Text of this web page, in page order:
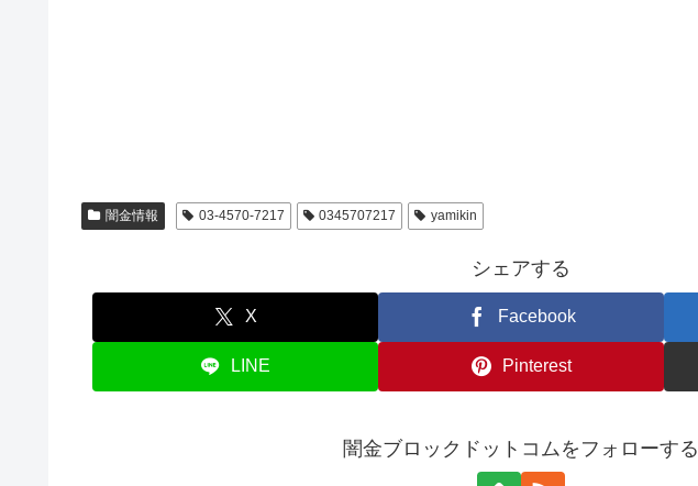
闇金情報 03-4570-7217 0345707217 yamikin
シェアする
X Facebook
LINE Pinterest
闇金ブロックドットコムをフォローする